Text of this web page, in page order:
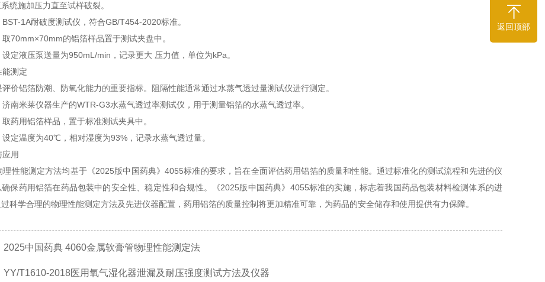
统施加压力直至试样破裂。
1A耐破度测试仪，符合GB/T454-2020标准。
70mm×70mm的铝箔样品置于测试夹盘中。
定液压泵送量为950mL/min，记录更大 压力值，单位为kPa。
测定
价铝箔防潮、防氧化能力的重要指标。阻隔性能通常通过水蒸气透过量测试仪进行测定。
南米莱仪器生产的WTR-G3水蒸气透过率测试仪，用于测量铝箔的水蒸气透过率。
药用铝箔样品，置于标准测试夹具中。
定温度为40℃，相对湿度为93%，记录水蒸气透过量。
用
性能测定方法均基于《2025版中国药典》4055标准的要求，旨在全面评估药用铝箔的质量和性能。通过标准化的测试流程和先进的仪
保药用铝箔在药品包装中的安全性、稳定性和合规性。《2025版中国药典》4055标准的实施，标志着我国药品包装材料检测体系的进
科学合理的物理性能测定方法及先进仪器配置，药用铝箔的质量控制将更加精准可靠，为药品的安全储存和使用提供有力保障。
2025中国药典 4060金属软膏管物理性能测定法
YY/T1610-2018医用氧气湿化器泄漏及耐压强度测试方法及仪器
返回顶部